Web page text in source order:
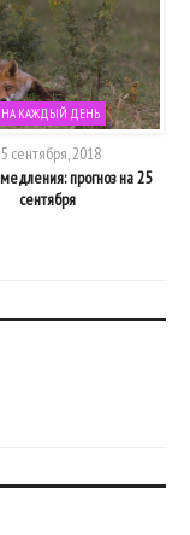
НА КАЖДЫЙ ДЕНЬ
сентября, 2018
прогноз на 25
сентября